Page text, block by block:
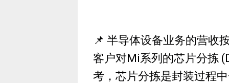
📌 半导体设备业务的营收
客户对Mi系列的芯片分拣
考，芯片分拣是封装过程